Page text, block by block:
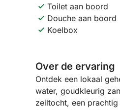
Toilet aan boord
Douche aan boord
Koelbox
Over de ervaring
Ontdek een lokaal
water, goudkleurig
zeiltocht, een